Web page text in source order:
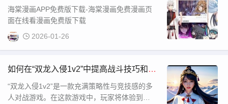
时会代表某些特殊的文化符号。对这种类型进
行深入了解，不仅有助于提高对网络用语的理
解，还能帮助更好地
漫画页面在线看漫画免费版下载
海棠漫画APP免费版下载-海棠漫画免费漫画页
面在线看漫画免费版下载
2026-01-26
如何在“双龙入侵1v2”中提高战斗技巧和战
略性取胜？
“双龙入侵1v2”是一款充满策略性与竞技感的多
人对战游戏。在这款游戏中，玩家将体验到紧